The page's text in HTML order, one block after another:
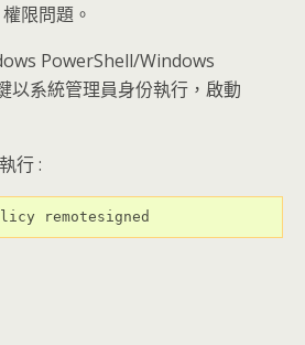
限問題。
PowerShell/Windows
以系統管理員身份執行，啟動
行 :
remotesigned